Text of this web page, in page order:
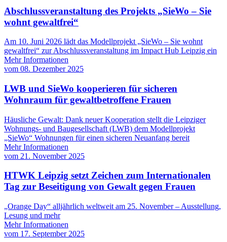
Abschlussveranstaltung des Projekts „SieWo – Sie
wohnt gewaltfrei“
Am 10. Juni 2026 lädt das Modellprojekt „SieWo – Sie wohnt
gewaltfrei“ zur Abschlussveranstaltung im Impact Hub Leipzig ein
Mehr Informationen
vom 08. Dezember 2025
LWB und SieWo kooperieren für sicheren
Wohnraum für gewaltbetroffene Frauen
Häusliche Gewalt: Dank neuer Kooperation stellt die Leipziger
Wohnungs- und Baugesellschaft (LWB) dem Modellprojekt
„SieWo“ Wohnungen für einen sicheren Neuanfang bereit
Mehr Informationen
vom 21. November 2025
HTWK Leipzig setzt Zeichen zum Internationalen
Tag zur Beseitigung von Gewalt gegen Frauen
„Orange Day“ alljährlich weltweit am 25. November – Ausstellung,
Lesung und mehr
Mehr Informationen
vom 17. September 2025